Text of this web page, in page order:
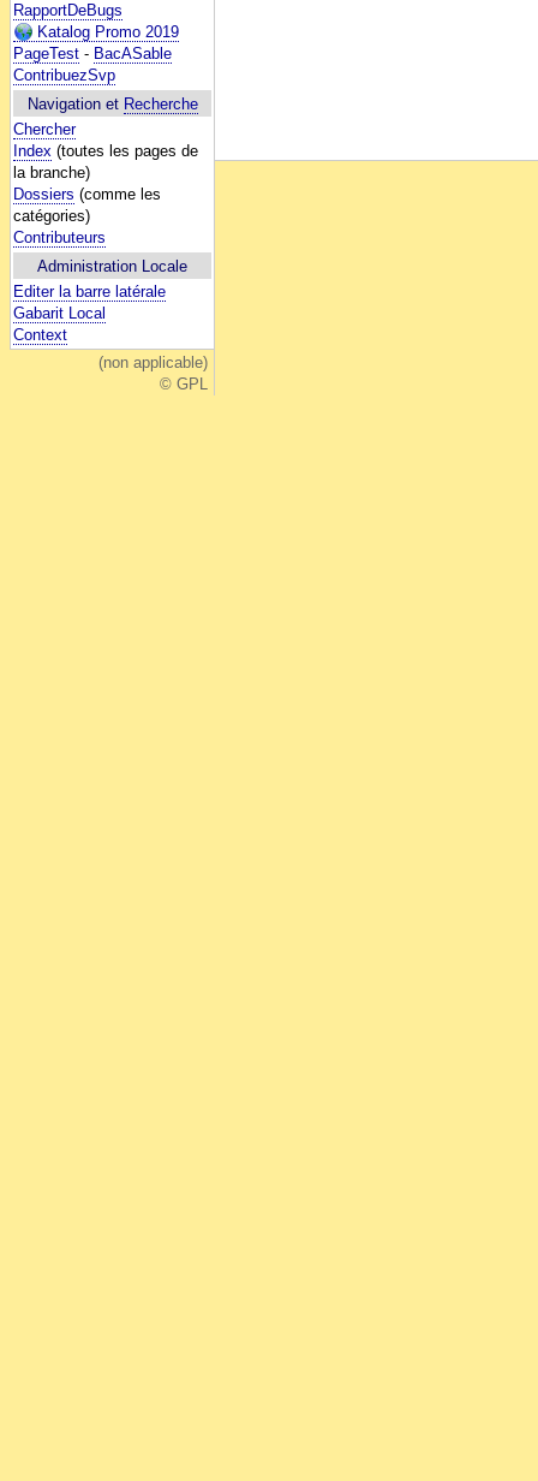
RapportDeBugs
Katalog Promo 2019
PageTest - BacASable
ContribuezSvp
Navigation et Recherche
Chercher
Index (toutes les pages de
la branche)
Dossiers (comme les
catégories)
Contributeurs
Administration Locale
Editer la barre latérale
Gabarit Local
Context
(non applicable)
© GPL